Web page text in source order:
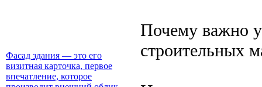
Фасад здания — это его
визитная карточка, первое
впечатление, которое
Почему важно
строительных